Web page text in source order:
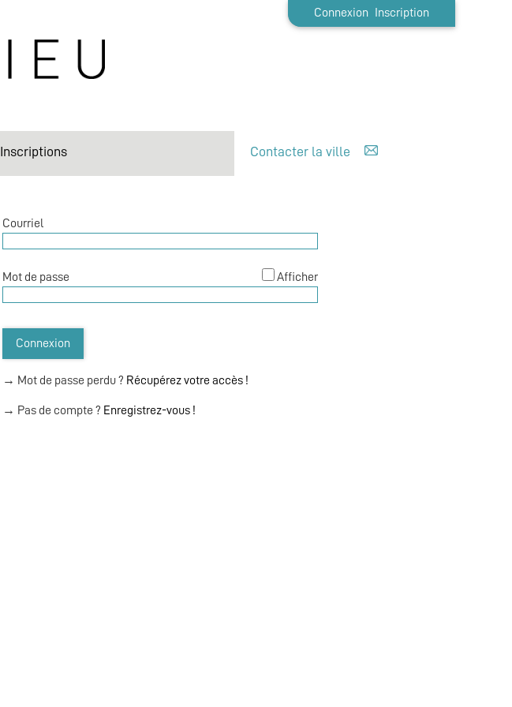
Connexion Inscription
Inscriptions Contacter la ville
Courriel
Mot de passe Afficher
Connexion
→ Mot de passe perdu ? Récupérez votre accès !
→ Pas de compte ? Enregistrez-vous !